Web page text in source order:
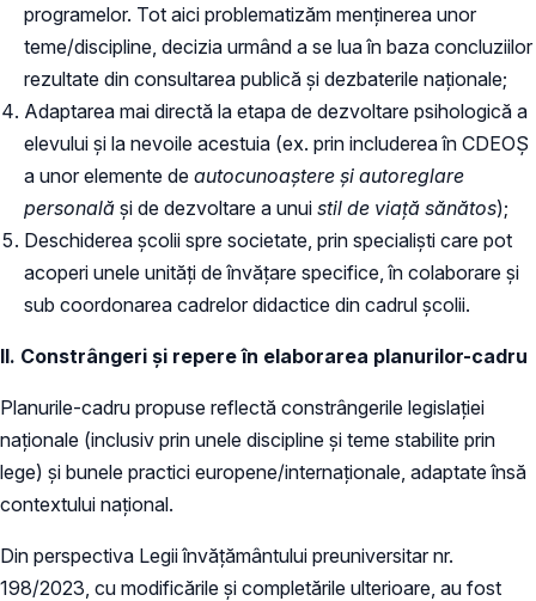
programelor. Tot aici problematizăm menținerea unor
teme/discipline, decizia urmând a se lua în baza concluziilor
rezultate din consultarea publică și dezbaterile naționale;
Adaptarea mai directă la etapa de dezvoltare psihologică a
elevului și la nevoile acestuia (ex. prin includerea în CDEOȘ
a unor elemente de autocunoaștere și autoreglare
personală și de dezvoltare a unui stil de viață sănătos);
Deschiderea școlii spre societate, prin specialiști care pot
acoperi unele unități de învățare specifice, în colaborare și
sub coordonarea cadrelor didactice din cadrul școlii.
II. Constrângeri și repere în elaborarea planurilor-cadru
Planurile-cadru propuse reflectă constrângerile legislației
naționale (inclusiv prin unele discipline și teme stabilite prin
lege) și bunele practici europene/internaționale, adaptate însă
contextului național.
Din perspectiva Legii învățământului preuniversitar nr.
198/2023, cu modificările și completările ulterioare, au fost